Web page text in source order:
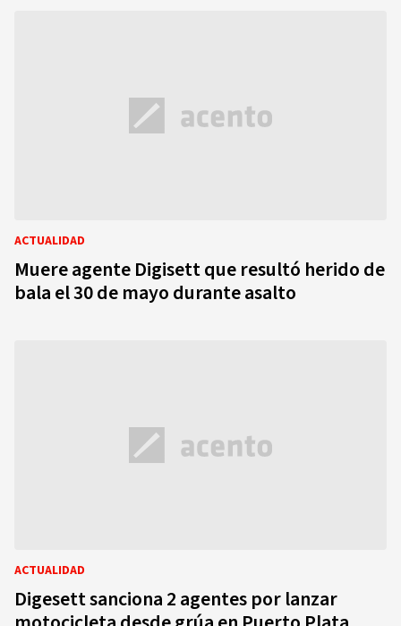
ACTUALIDAD
Muere agente Digisett que resultó herido de
bala el 30 de mayo durante asalto
ACTUALIDAD
Digesett sanciona 2 agentes por lanzar